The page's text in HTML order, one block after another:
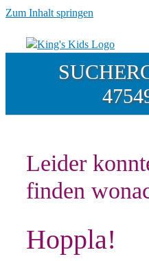
Zum Inhalt springen
Leider
finden
Hoppla!